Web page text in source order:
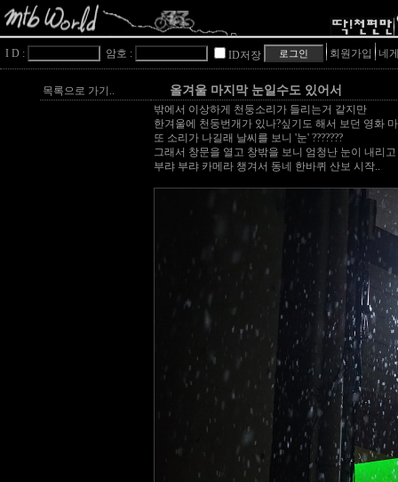
I D : 암호 : ID저장 회원가입 네
목록으로 가기.. 올겨울 마지막 눈일수도 있어서
밖에서 이상하게 천둥소리가 들리는거 같지만
한겨울에 천둥번개가 있나?싶기도 해서 보던 영화
또 소리가 나길래 날씨를 보니 '눈' ???????
그래서 창문을 열고 창밖을 보니 엄청난 눈이 내리
부랴 부랴 카메라 챙겨서 동네 한바퀴 산보 시작..